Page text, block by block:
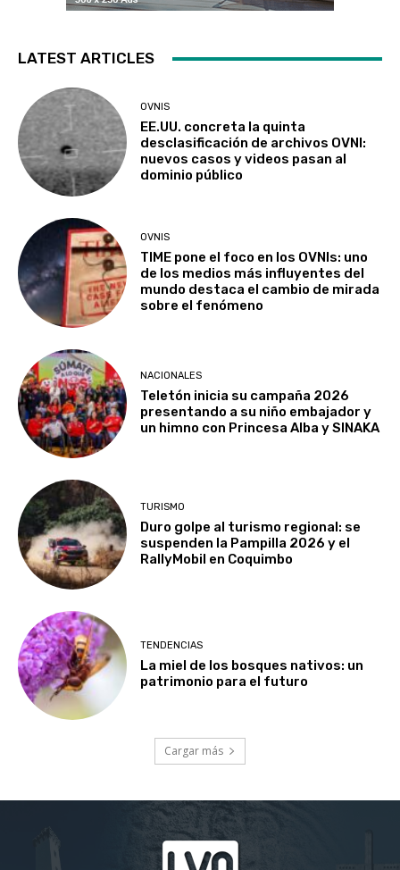
LATEST ARTICLES
OVNIS
EE.UU. concreta la quinta
desclasificación de archivos OVNI:
nuevos casos y videos pasan al
dominio público
OVNIS
TIME pone el foco en los OVNIs: uno
de los medios más influyentes del
mundo destaca el cambio de mirada
sobre el fenómeno
NACIONALES
Teletón inicia su campaña 2026
presentando a su niño embajador y
un himno con Princesa Alba y SINAKA
TURISMO
Duro golpe al turismo regional: se
suspenden la Pampilla 2026 y el
RallyMobil en Coquimbo
TENDENCIAS
La miel de los bosques nativos: un
patrimonio para el futuro
Cargar más